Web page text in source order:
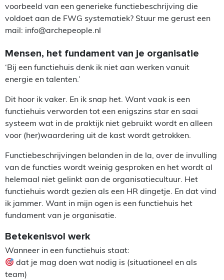
voorbeeld van een generieke functiebeschrijving die
voldoet aan de FWG systematiek? Stuur me gerust een
mail: info@archepeople.nl
Mensen, het fundament van je organisatie
‘Bij een functiehuis denk ik niet aan werken vanuit
energie en talenten.’
Dit hoor ik vaker. En ik snap het. Want vaak is een
functiehuis verworden tot een enigszins star en saai
systeem wat in de praktijk niet gebruikt wordt en alleen
voor (her)waardering uit de kast wordt getrokken.
Functiebeschrijvingen belanden in de la, over de invulling
van de functies wordt weinig gesproken en het wordt al
helemaal niet gelinkt aan de organisatiecultuur. Het
functiehuis wordt gezien als een HR dingetje. En dat vind
ik jammer. Want in mijn ogen is een functiehuis het
fundament van je organisatie.
Betekenisvol werk
Wanneer in een functiehuis staat:
dat je mag doen wat nodig is (situationeel en als
team)